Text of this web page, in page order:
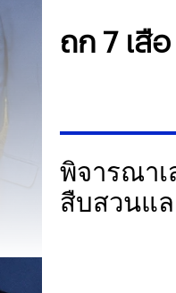
ถก 7 เสื
พิจารณา
สืบสวนแ